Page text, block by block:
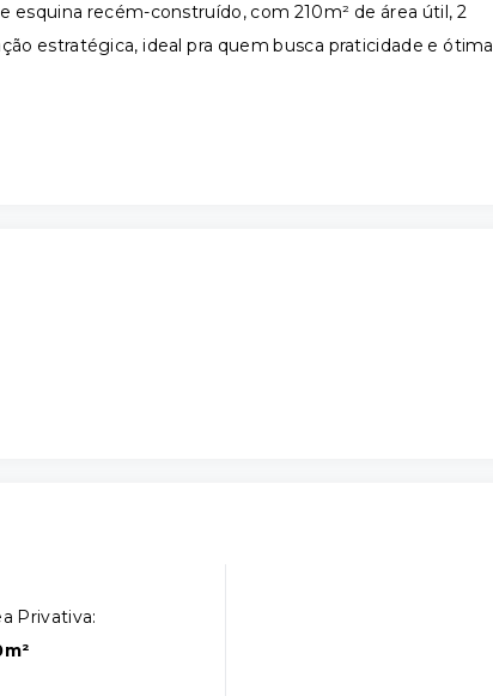
esquina recém-construído, com 210m² de área útil, 2
estratégica, ideal pra quem busca praticidade e ótima
Privativa: